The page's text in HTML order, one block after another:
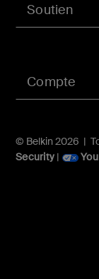
Compte
Soutien
© Belkin 2026 |
Security |